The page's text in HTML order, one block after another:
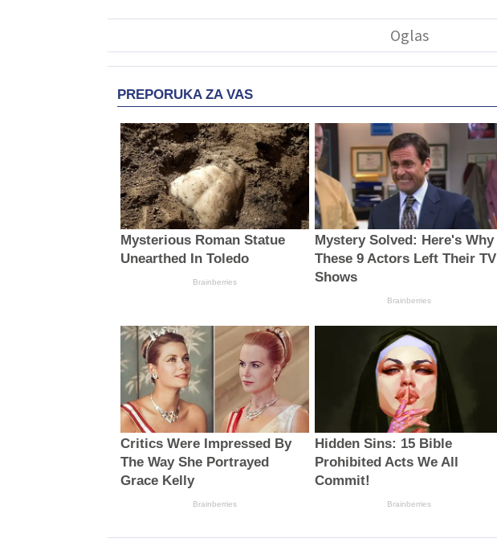
PREPORUKA ZA VAS
Mysterious Roman Statue
Unearthed In Toledo
Brainberries
Mystery Solved: Here's Why
These 9 Actors Left Their TV
Shows
Brainberries
Critics Were Impressed By
The Way She Portrayed
Grace Kelly
Brainberries
Hidden Sins: 15 Bible
Prohibited Acts We All
Commit!
Brainberries